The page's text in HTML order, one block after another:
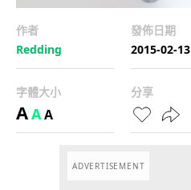
作者
Redding
發佈日期
2015-02-13
字體大小
AAA
分享
ADVERTISEMENT